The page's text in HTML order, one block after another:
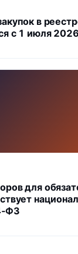
в
с 1 июля
для